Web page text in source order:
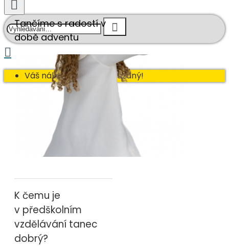
Váš nákupní košík je prázdný!
Tančíme s radostí v
době adventu
K čemu je
v předškolním
vzdělávání tanec
dobrý?